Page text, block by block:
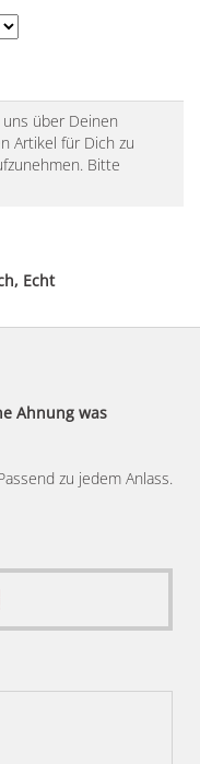
über Deinen
Artikel für Dich zu
Bitte
Echt
Ahnung was
zu jedem Anlass.
Dieses
Produkt